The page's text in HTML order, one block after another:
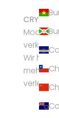
CRYST
Wir
mehr
verleihen.